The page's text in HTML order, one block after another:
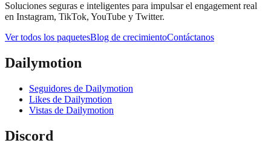
Soluciones seguras e inteligentes para impulsar el engagement real
en Instagram, TikTok, YouTube y Twitter.
Ver todos los paquetesBlog de crecimientoContáctanos
Dailymotion
Seguidores de Dailymotion
Likes de Dailymotion
Vistas de Dailymotion
Discord